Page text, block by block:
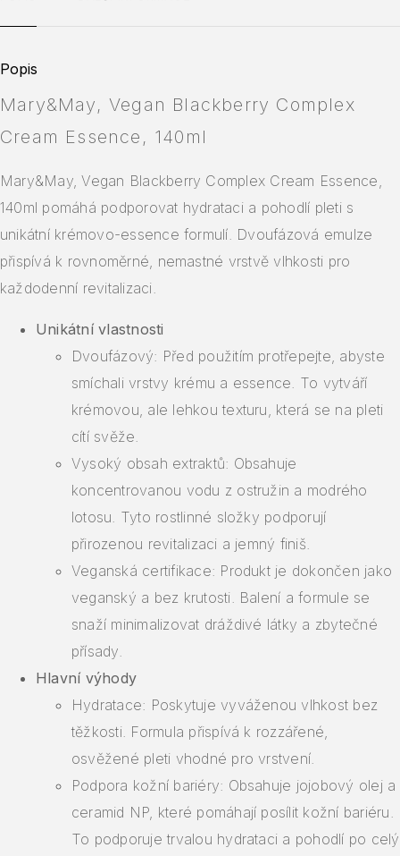
Popis
Mary&May, Vegan Blackberry Complex
Cream Essence, 140ml
Mary&May, Vegan Blackberry Complex Cream Essence,
140ml pomáhá podporovat hydrataci a pohodlí pleti s
unikátní krémovo-essence formulí. Dvoufázová emulze
přispívá k rovnoměrné, nemastné vrstvě vlhkosti pro
každodenní revitalizaci.
Unikátní vlastnosti
Dvoufázový: Před použitím protřepejte, abyste
smíchali vrstvy krému a essence. To vytváří
krémovou, ale lehkou texturu, která se na pleti
cítí svěže.
Vysoký obsah extraktů: Obsahuje
koncentrovanou vodu z ostružin a modrého
lotosu. Tyto rostlinné složky podporují
přirozenou revitalizaci a jemný finiš.
Veganská certifikace: Produkt je dokončen jako
veganský a bez krutosti. Balení a formule se
snaží minimalizovat dráždivé látky a zbytečné
přísady.
Hlavní výhody
Hydratace: Poskytuje vyváženou vlhkost bez
těžkosti. Formula přispívá k rozzářené,
osvěžené pleti vhodné pro vrstvení.
Podpora kožní bariéry: Obsahuje jojobový olej a
ceramid NP, které pomáhají posílit kožní bariéru.
To podporuje trvalou hydrataci a pohodlí po celý